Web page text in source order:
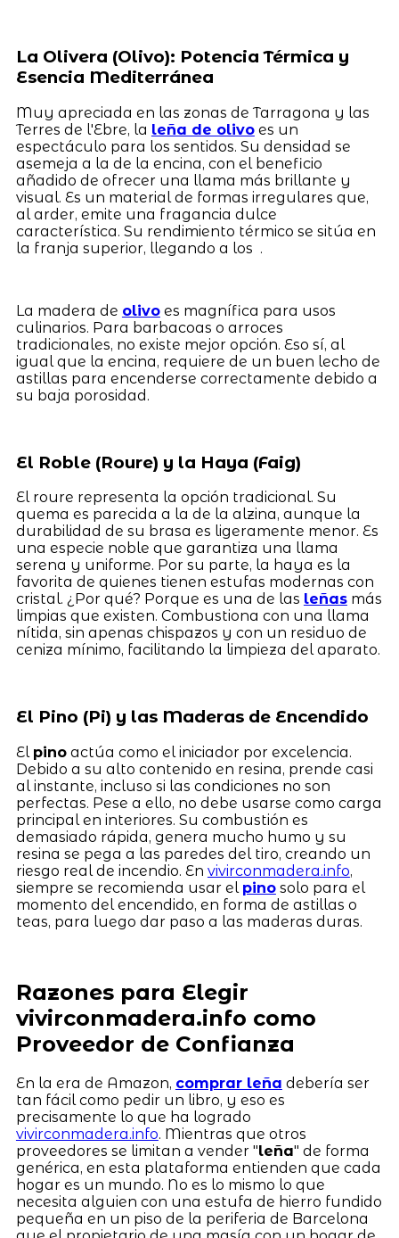
La Olivera (Olivo): Potencia Térmica y
Esencia Mediterránea
Muy apreciada en las zonas de Tarragona y las
Terres de l'Ebre, la leña de olivoes un
espectáculo para los sentidos. Su densidad se
asemeja a la de la encina, con el beneficio
añadido de ofrecer una llama más brillante y
visual. Es un material de formas irregulares que,
al arder, emite una fragancia dulce
característica. Su rendimiento térmico se sitúa en
la franja superior, llegando a los .
La madera de olivoes magnífica para usos
culinarios. Para barbacoas o arroces
tradicionales, no existe mejor opción. Eso sí, al
igual que la encina, requiere de un buen lecho de
astillas para encenderse correctamente debido a
su baja porosidad.
El Roble (Roure) y la Haya (Faig)
El roure representa la opción tradicional. Su
quema es parecida a la de la alzina, aunque la
durabilidad de su brasa es ligeramente menor. Es
una especie noble que garantiza una llama
serena y uniforme. Por su parte, la haya es la
favorita de quienes tienen estufas modernas con
cristal. ¿Por qué? Porque es una de las leñasmás
limpias que existen. Combustiona con una llama
nítida, sin apenas chispazos y con un residuo de
ceniza mínimo, facilitando la limpieza del aparato.
El Pino (Pi) y las Maderas de Encendido
El pinoactúa como el iniciador por excelencia.
Debido a su alto contenido en resina, prende casi
al instante, incluso si las condiciones no son
perfectas. Pese a ello, no debe usarse como carga
principal en interiores. Su combustión es
demasiado rápida, genera mucho humo y su
resina se pega a las paredes del tiro, creando un
riesgo real de incendio. En vivirconmadera.info,
siempre se recomienda usar el pinosolo para el
momento del encendido, en forma de astillas o
teas, para luego dar paso a las maderas duras.
Razones para Elegir
vivirconmadera.info como
Proveedor de Confianza
En la era de Amazon, comprar leña debería ser
tan fácil como pedir un libro, y eso es
precisamente lo que ha logrado
vivirconmadera.info. Mientras que otros
proveedores se limitan a vender "leña" de forma
genérica, en esta plataforma entienden que cada
hogar es un mundo. No es lo mismo lo que
necesita alguien con una estufa de hierro fundido
pequeña en un piso de la periferia de Barcelona